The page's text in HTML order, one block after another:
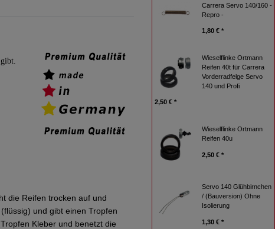
die Reifen trocken auf und
und gibt einen Tropfen
Kleber und benetzt die
Carrera Servo 140/160 -
Repro -
1,80 € *
Wieselflinke Ortmann
Reifen 40t für Carrera
Vorderradfelge Servo
140 und Profi
2,50 € *
Wieselflinke Ortmann
Reifen 40u
2,50 € *
Servo 140 Glühbirnchen
/ (Bauversion) Ohne
Isolierung
1,30 € *